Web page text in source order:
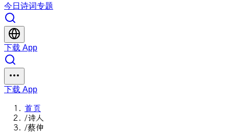
今日 诗词专题
下载 App
下载 App
首页
/诗人
/蔡伸